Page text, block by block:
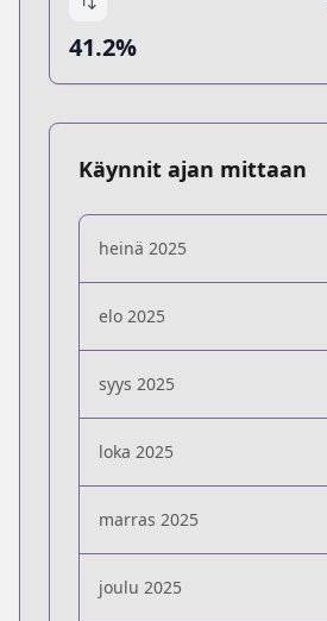
41.2%
Käynnit ajan mittaan
heinä 2025
elo 2025
syys 2025
loka 2025
marras 2025
joulu 2025